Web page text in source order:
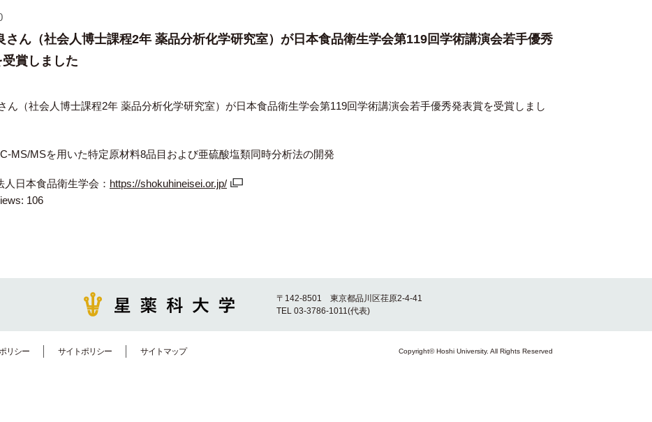
さん（社会人博士課程2年 薬品分析化学研究室）が日本食品衛生学会第119回学術講演会若手優秀
賞しました
ん（社会人博士課程2年 薬品分析化学研究室）が日本食品衛生学会第119回学術講演会若手優秀発表賞を受賞しまし
MS/MSを用いた特定原材料8品目および亜硫酸塩類同時分析法の開発
人日本食品衛生学会： https://shokuhineisei.or.jp/
106
〒142-8501 東京都品川区荏原2-4-41
TEL 03-3786-1011(代表)
Copyright© Hoshi University. All Rights Reserved
リシー サイトポリシー サイトマップ